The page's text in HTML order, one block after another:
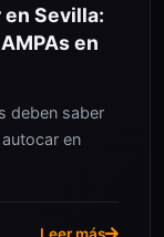
Sevilla:
en
deben saber
en